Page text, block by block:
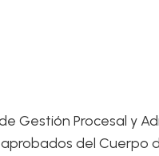
Procesal y
del